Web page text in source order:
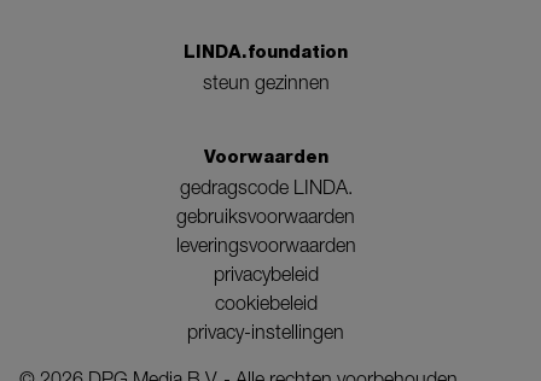
LINDA.foundation
steun gezinnen
Voorwaarden
gedragscode LINDA.
gebruiksvoorwaarden
leveringsvoorwaarden
privacybeleid
cookiebeleid
privacy-instellingen